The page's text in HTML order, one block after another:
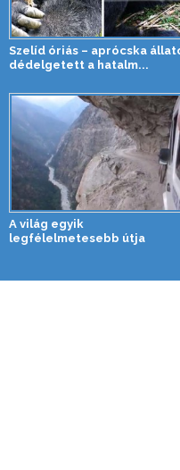
Szelíd óriás – aprócska
dédelgetett a hatalm...
A világ egyik
legfélelmetesebb útja